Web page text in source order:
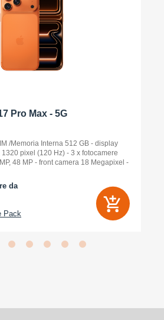
Pro Max - 5G
/Memoria Interna 512 GB - display
pixel (120 Hz) - 3 x fotocamere
48 MP - front camera 18 Megapixel -
da
Pack